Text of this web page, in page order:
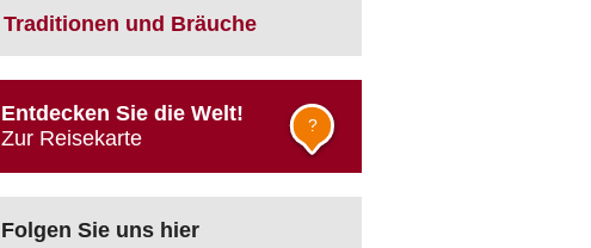
Traditionen und Bräuche
Entdecken Sie die Welt!
Zur Reisekarte
?
Folgen Sie uns hier